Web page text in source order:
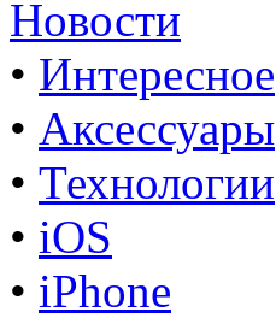
Новости
• Интересное
• Аксессуары
• Технологии
• iOS
• iPhone